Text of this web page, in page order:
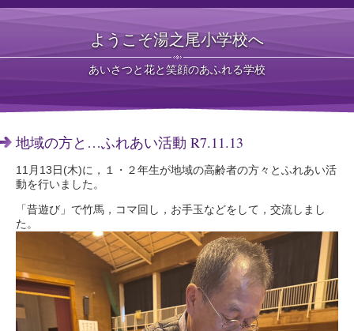
ようこそ湯之尾小学校へ
あいさつと花と笑顔のあふれる学校
地域の方と…ふれあい活動 R7.11.13
11月13日(木)に，１・２年生が地域の高齢者の方々とふれあい活
動を行いました。
「昔遊び」で竹馬，コマ回し，お手玉などをして，交流しまし
た。